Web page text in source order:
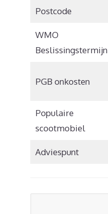
Postcode
WMO
Beslissingstermijn
PGB onkosten
Populaire
scootmobiel
Adviespunt